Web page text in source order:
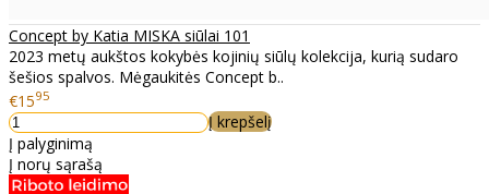
Concept by Katia MISKA siūlai 101
2023 metų aukštos kokybės kojinių siūlų kolekcija, kurią sudaro
šešios spalvos. Mėgaukitės Concept b..
€1595
Į krepšelį
Į palyginimą
Į norų sąrašą